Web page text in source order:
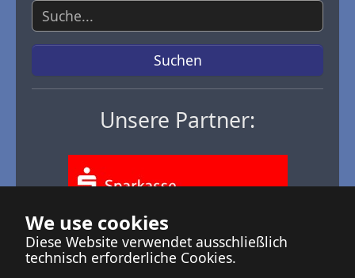
We use cookies
Diese Website verwendet ausschließlich
technisch erforderliche Cookies.
Suchen
Unsere Partner: